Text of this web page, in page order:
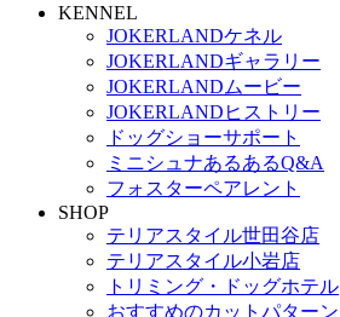
KENNEL
JOKERLANDケネル
JOKERLANDギャラリー
JOKERLANDムービー
JOKERLANDヒストリー
ドッグショーサポート
ミニシュナあるあるQ&A
フォスターペアレント
SHOP
テリアスタイル世田谷店
テリアスタイル小岩店
トリミング・ドッグホテル
おすすめのカットパターン